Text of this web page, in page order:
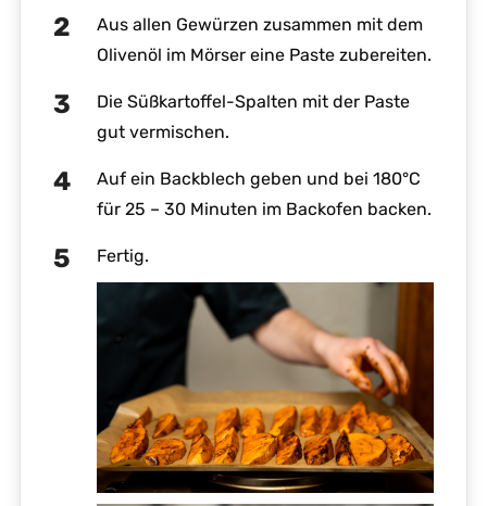
Aus allen Gewürzen zusammen mit dem
Olivenöl im Mörser eine Paste zubereiten.
Die Süßkartoffel-Spalten mit der Paste
gut vermischen.
Auf ein Backblech geben und bei 180°C
für 25 – 30 Minuten im Backofen backen.
Fertig.